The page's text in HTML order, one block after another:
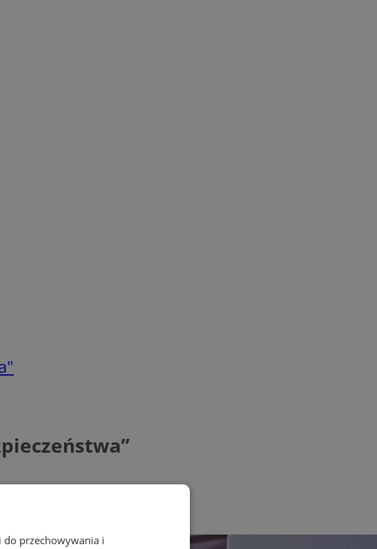
przechowywania i